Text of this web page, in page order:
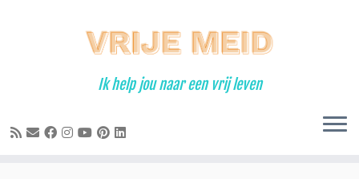
Ik help jou naar een vrij leven